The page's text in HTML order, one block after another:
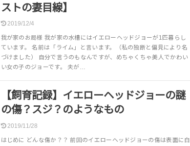
ストの妻目線】
2019/12/4
我が家のお局様 我が家の水槽にはイエローヘッドジョーが1匹暮らし
ています。 名前は「ライム」と言います。（私の独断と偏見により名
づけました） 自分で言うのもなんですが、めちゃくちゃ美人でかわい
い女の子のジョーです。 夫が…
【飼育記録】イエローヘッドジョーの謎
の傷？スジ？のようなもの
2019/11/28
はじめに どんな傷か？？ 前回のイエローヘッドジョーの傷は表面に白